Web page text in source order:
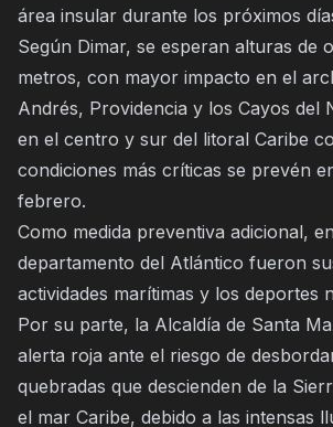
área insular durante los próximos
Según Dimar, se esperan alturas de
metros, con mayor impacto en el
Andrés, Providencia y los Cayos del
en el centro y sur del litoral Caribe
condiciones más críticas se prevén
febrero.
Como medida preventiva adicional,
departamento del Atlántico fueron
actividades marítimas y los deportes
Por su parte, la Alcaldía de Santa
alerta roja ante el riesgo de
quebradas que descienden de la
el mar Caribe, debido a las intensas